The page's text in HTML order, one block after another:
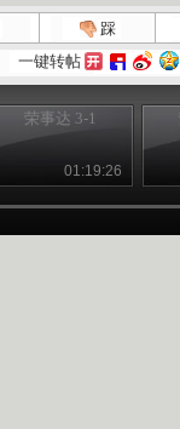
踩
一键转帖
荣事达 3-1
01:19:26